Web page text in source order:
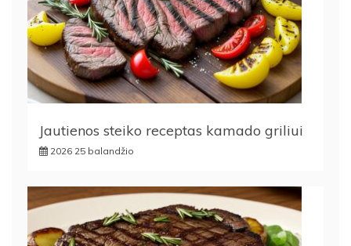
Jautienos steiko receptas kamado griliui
2026 25 balandžio